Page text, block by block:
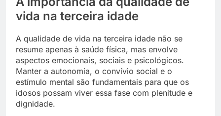
vida na terceira idade
A qualidade de vida na terceira idade não se
resume apenas à saúde física, mas envolve
aspectos emocionais, sociais e psicológicos.
Manter a autonomia, o convívio social e o
estímulo mental são fundamentais para que os
idosos possam viver essa fase com plenitude e
dignidade.